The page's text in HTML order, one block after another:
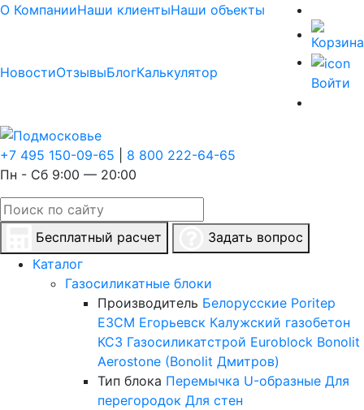
О КомпанииНаши клиентыНаши объекты
НовостиОтзывыБлогКалькулятор
Войти
+7 495 150-09-65
8 800 222-64-65
Пн - Сб 9:00 — 20:00
Бесплатный расчет
Задать вопрос
Каталог
Газосиликатные блоки
Производитель Белорусские Poritep
ЕЗСМ Егорьевск Калужский газобетон
КСЗ Газосиликатстрой Euroblock Bonolit
Aerostone (Bonolit Дмитров)
Тип блока Перемычка U-образные Для
перегородок Для стен